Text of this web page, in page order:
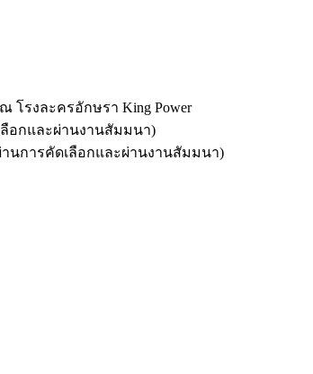
โรงละครอักษรา King Power
ลือกและผ่านงานสัมมนา)
านการคัดเลือกและผ่านงานสัมมนา)